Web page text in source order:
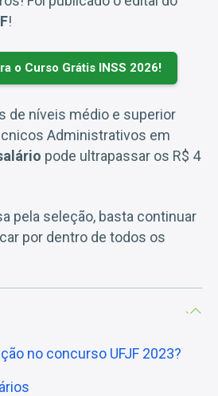
!
o Curso Grátis INSS 2026!
de níveis médio e superior
Administrativos em
pode ultrapassar os R$ 4
pela seleção, basta continuar
por dentro de todos os
no concurso UFJF 2023?